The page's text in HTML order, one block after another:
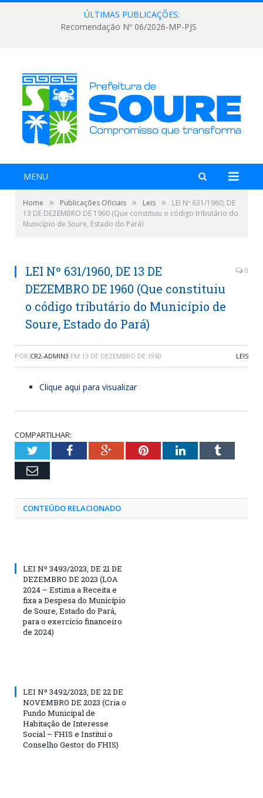
ÚLTIMAS PUBLICAÇÕES:
Recomendação Nº 06/2026-MP-PJS
MENU
Home » Publicações Oficiais » Leis »
LEI Nº 631/1960, DE
13 DE DEZEMBRO DE 1960 (Que constituiu o código tributário do
Município de Soure, Estado do Pará)
LEI Nº 631/1960, DE 13 DE
DEZEMBRO DE 1960 (Que constituiu
o código tributário do Município de
Soure, Estado do Pará)
0
POR CR2-ADMIN3 EM 13 DE DEZEMBRO DE 1960 LEIS
Clique aqui para visualizar
COMPARTILHAR:
TwitterFacebookGoogle+PinterestLinkedInTumblr
Email
CONTEÚDO RELACIONADO
LEI Nº 3493/2023, DE 21 DE
DEZEMBRO DE 2023 (LOA
2024 – Estima a Receita e
fixa a Despesa do Município
de Soure, Estado do Pará,
para o exercício financeiro
de 2024)
LEI Nº 3492/2023, DE 22 DE
NOVEMBRO DE 2023 (Cria o
Fundo Municipal de
Habitação de Interesse
Social – FHIS e Institui o
Conselho Gestor do FHIS)